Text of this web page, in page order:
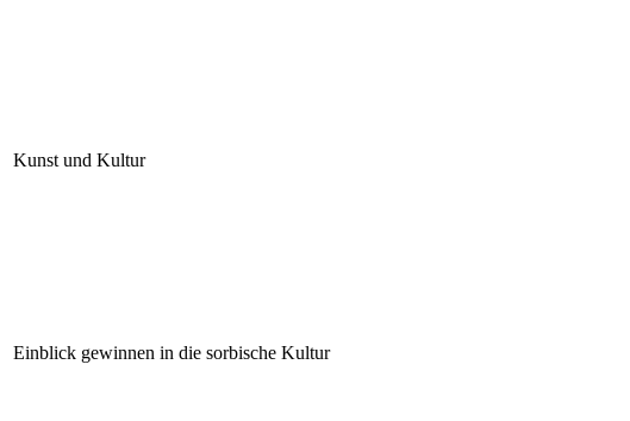
Kunst und Kultur
Einblick gewinnen in die sorbische Kultur